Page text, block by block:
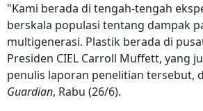
"Kami berada di tengah-tengah
berskala populasi tentang dampak
multigenerasi. Plastik berada di
Presiden CIEL Carroll Muffett, yang
penulis laporan penelitian tersebut,
Guardian, Rabu (26/6).